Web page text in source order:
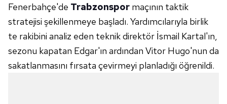
Fenerbahçe'de Trabzonspor maçının taktik
stratejisi şekillenmeye başladı. Yardımcılarıyla birlik
te rakibini analiz eden teknik direktör İsmail Kartal'ın,
sezonu kapatan Edgar'ın ardından Vitor Hugo'nun da
sakatlanmasını fırsata çevirmeyi planladığı öğrenildi.